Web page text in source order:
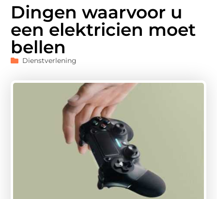
Dingen waarvoor u
een elektricien moet
bellen
Dienstverlening